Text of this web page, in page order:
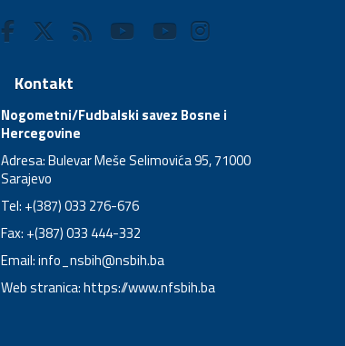
Kontakt
Nogometni/Fudbalski savez Bosne i
Hercegovine
Adresa: Bulevar Meše Selimovića 95, 71000
Sarajevo
Tel: +(387) 033 276-676
Fax: +(387) 033 444-332
Email:info_nsbih@nsbih.ba
Web stranica: https://www.nfsbih.ba